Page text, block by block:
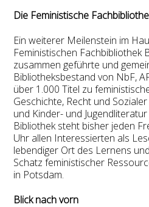
Die Feministische
Ein weiterer Meilenstein im
Feministischen Fachbibliothek
zusammen geführte und
Bibliotheksbestand von NbF,
über 1.000 Titel zu
Geschichte, Recht und
und Kinder- und
Bibliothek steht bisher jeden
Uhr allen Interessierten als
lebendiger Ort des Lernens
Schatz feministischer
in Potsdam.
Blick nach vorn